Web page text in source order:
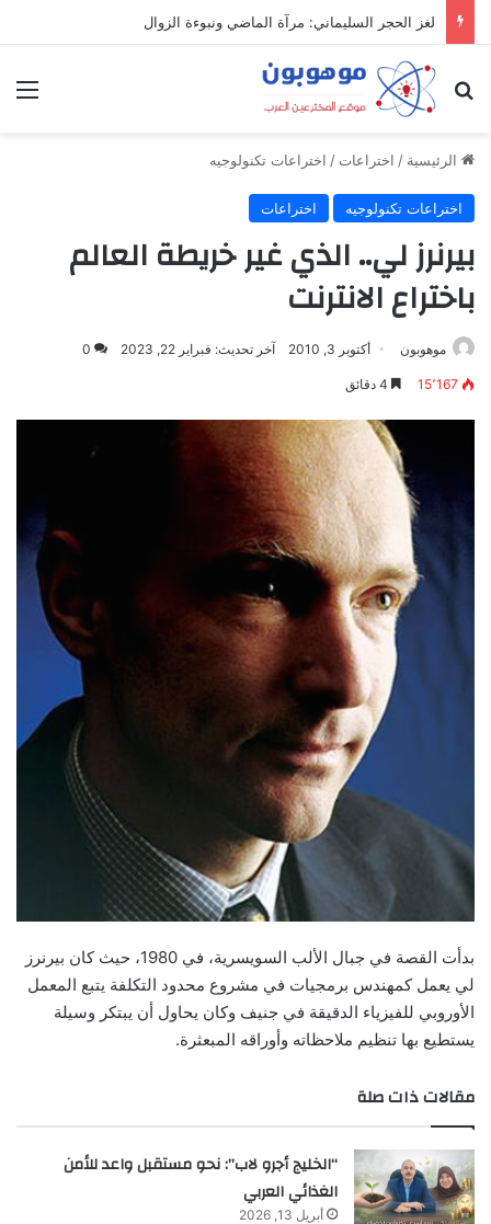
لغز الحجر السليماني: مرآة الماضي ونبوءة الزوال
بحث عن
الرئيسية / اختراعات / اختراعات تكنولوجيه
اختراعات تكنولوجيه اختراعات
بيرنرز لي.. الذي غير خريطة العالم
باختراع الانترنت
موهوبون أكتوبر 3, 2010 آخر تحديث: فبراير 22, 2023 0
15٬167
بدأت القصة في جبال الألب السويسرية، في 1980، حيث كان بيرنرز
لي يعمل كمهندس برمجيات في مشروع ‏محدود التكلفة يتبع المعمل
الأوروبي للفيزياء الدقيقة في جنيف وكان يحاول أن يبتكر وسيلة
يستطيع بها تنظيم ‏ملاحظاته وأوراقه المبعثرة. ‏
مقالات ذات صلة
“الخليج أجرو لاب”: نحو مستقبل واعد للأمن
الغذائي العربي
أبريل 13, 2026